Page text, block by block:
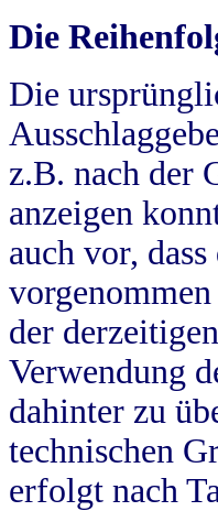
Die
Die
z.B. nach der
anzeigen
auch vor,
der
Verwendung
dahinter zu
technischen
erfolgt nach